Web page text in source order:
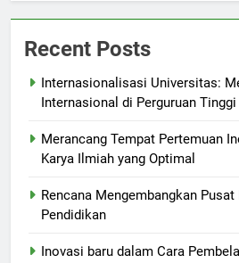
Recent Posts
Internasionalisasi Universitas:
Internasional di Perguruan Tinggi
Merancang Tempat Pertemuan
Karya Ilmiah yang Optimal
Rencana Mengembangkan
Pendidikan
Inovasi baru dalam Cara